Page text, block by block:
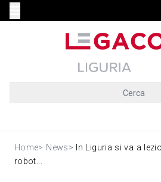
Cerca
Home> News> In Liguria si va a
robot...